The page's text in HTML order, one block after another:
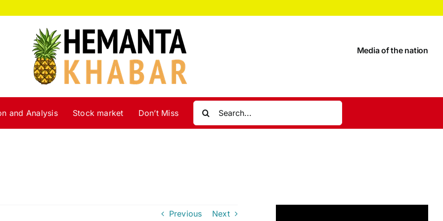
Media of the nation
and Analysis Stock market Don’t Miss
Previous Next